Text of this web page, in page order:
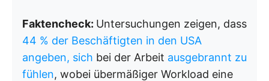
Faktencheck: Untersuchungen zeigen, dass
44 % der Beschäftigten in den USA
angeben, sich bei der Arbeit ausgebrannt zu
fühlen, wobei übermäßiger Workload eine